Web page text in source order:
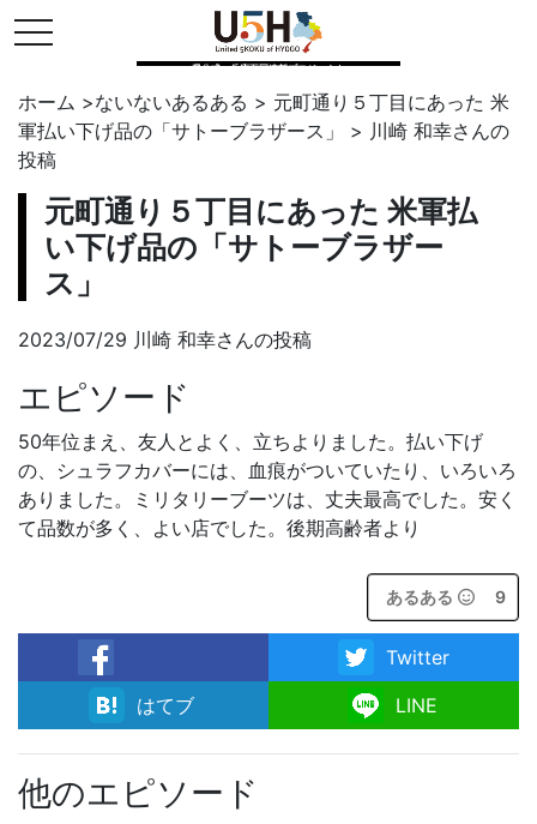
toggle navigation
県公式・兵庫五国連邦プロジェクト
ホーム >ないないあるある > 元町通り５丁目にあった 米
軍払い下げ品の「サトーブラザース」
> 川崎 和幸さんの
投稿
元町通り５丁目にあった 米軍払
い下げ品の「サトーブラザー
ス」
2023/07/29 川崎 和幸さんの投稿
エピソード
50年位まえ、友人とよく、立ちよりました。払い下げ
の、シュラフカバーには、血痕がついていたり、いろいろ
ありました。ミリタリーブーツは、丈夫最高でした。安く
て品数が多く、よい店でした。後期高齢者より
あるある 9
facebook
Twitter
はてブ
LINE
他のエピソード